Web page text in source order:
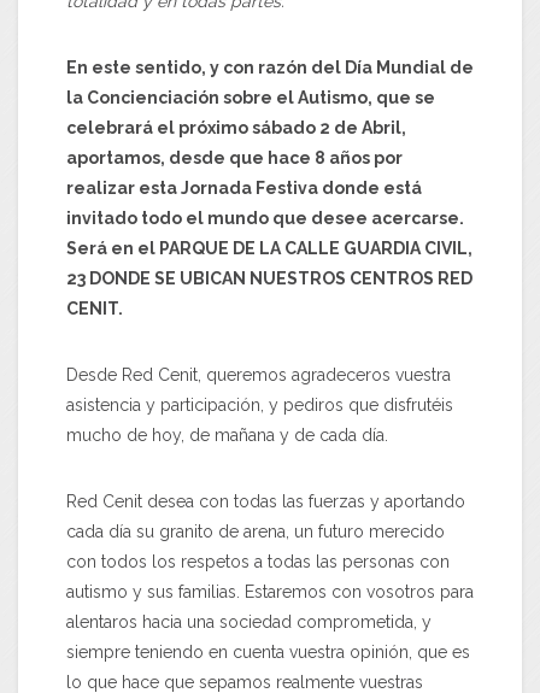
En este sentido, y con razón del Día Mundial de
la Concienciación sobre el Autismo, que se
celebrará el próximo sábado 2 de Abril,
aportamos, desde que hace 8 años por
realizar esta Jornada Festiva donde está
invitado todo el mundo que desee acercarse.
Será en el PARQUE DE LA CALLE GUARDIA CIVIL,
23 DONDE SE UBICAN NUESTROS CENTROS RED
CENIT.
Desde Red Cenit, queremos agradeceros vuestra
asistencia y participación, y pediros que disfrutéis
mucho de hoy, de mañana y de cada día.
Red Cenit desea con todas las fuerzas y aportando
cada día su granito de arena, un futuro merecido
con todos los respetos a todas las personas con
autismo y sus familias. Estaremos con vosotros para
alentaros hacia una sociedad comprometida, y
siempre teniendo en cuenta vuestra opinión, que es
lo que hace que sepamos realmente vuestras